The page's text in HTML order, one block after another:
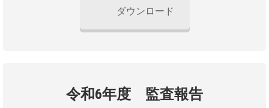
ダウンロード
令和6年度 監査報告